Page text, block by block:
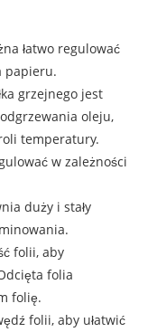
łatwo regulować
papieru.
grzejnego jest
oleju,
temperatury.
w zależności
duży i stały
folii, aby
folia
folię.
folii, aby ułatwić